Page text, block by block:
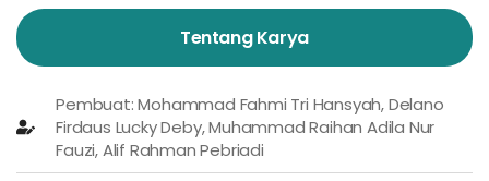
Tentang Karya
Pembuat: Mohammad Fahmi Tri Hansyah, Delano
Firdaus Lucky Deby, Muhammad Raihan Adila Nur
Fauzi, Alif Rahman Pebriadi